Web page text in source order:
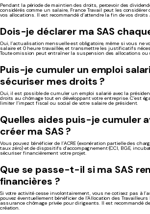
Pendant la période de maintien des droits, percevoir des
considérés comme un salaire, France Travail peut les
vos allocations. Il est recommandé d’attendre la fin de vos droits
Dois-je déclarer ma SAS
Oui, l’actualisation mensuelle est obligatoire, même si vous ne
salaire et 0 heure travaillée, et transmettre les justificatifs
Toute omission peut entraîner la suspension des allocations ou
Puis-je cumuler un emploi
sécuriser mes droits ?
Oui, il est possible de cumuler un emploi salarié avec la
droits au chômage tout en développant votre entreprise. C’est
limiter l’impact fiscal ou social de votre salaire de président.
Quelles aides puis-je cumuler
créer ma SAS ?
Vous pouvez bénéficier de l’ACRE (exonération partielle des
taux zéro) et de dispositifs d’accompagnement (CCI, BGE,
sécuriser financièrement votre projet.
Que se passe-t-il si ma SAS
financières ?
Si votre activité cesse involontairement, vous ne cotisez pas à
pouvez éventuellement bénéficier de l’Allocation des
assurance chômage privée pour dirigeants. Il est recommandé
création.